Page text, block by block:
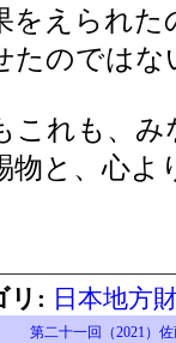
をえられた
たのでは
これも、
物と、心よ
リ : 日本地方
第二十一回（2021）